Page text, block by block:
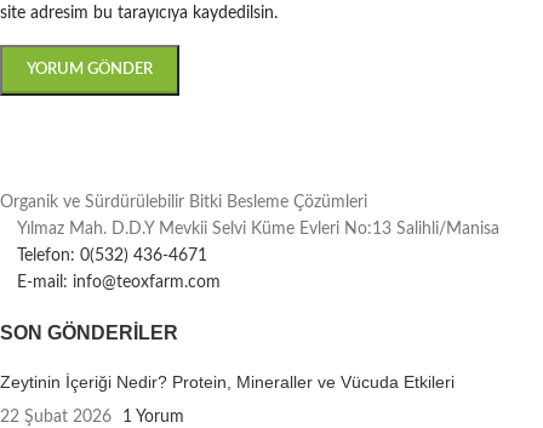
site adresim bu tarayıcıya kaydedilsin.
Organik ve Sürdürülebilir Bitki Besleme Çözümleri
Yılmaz Mah. D.D.Y Mevkii Selvi Küme Evleri No:13 Salihli/Manisa
Telefon: 0(532) 436-4671
E-mail: info@teoxfarm.com
SON GÖNDERILER
Zeytinin İçeriği Nedir? Protein, Mineraller ve Vücuda Etkileri
22 Şubat 2026 1 Yorum